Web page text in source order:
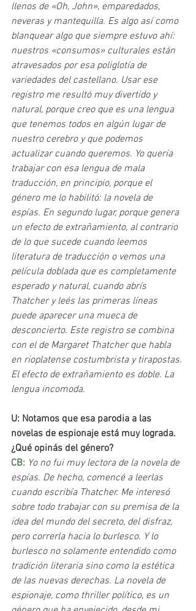
llenos de «Oh, John», emparedados,
neveras y mantequilla. Es algo así como
blanquear algo que siempre estuvo ahí:
nuestros «consumos» culturales están
atravesados por esa poliglotía de
variedades del castellano. Usar ese
registro me resultó muy divertido y
natural, porque creo que es una lengua
que tenemos todos en algún lugar de
nuestro cerebro y que podemos
actualizar cuando queremos. Yo quería
trabajar con esa lengua de mala
traducción, en principio, porque el
género me lo habilitó: la novela de
espías. En segundo lugar, porque genera
un efecto de extrañamiento, al contrario
de lo que sucede cuando leemos
literatura de traducción o vemos una
película doblada que es completamente
esperado y natural, cuando abrís
Thatcher y leés las primeras líneas
puede aparecer una mueca de
desconcierto. Este registro se combina
con el de Margaret Thatcher que habla
en rioplatense costumbrista y tirapostas.
El efecto de extrañamiento es doble. La
lengua incomoda.
U: Notamos que esa parodia a las
novelas de espionaje está muy lograda.
¿Qué opinás del género?
CB: Yo no fui muy lectora de la novela de
espías. De hecho, comencé a leerlas
cuando escribía Thatcher. Me interesó
sobre todo trabajar con su premisa de la
idea del mundo del secreto, del disfraz,
pero correrla hacia lo burlesco. Y lo
burlesco no solamente entendido como
tradición literaria sino como la estética
de las nuevas derechas. La novela de
espionaje, como thriller político, es un